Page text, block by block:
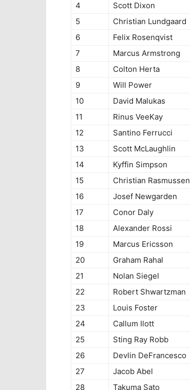
4
Scott Dixon
5
Christian Lundgaard
6
Felix Rosenqvist
7
Marcus Armstrong
8
Colton Herta
9
Will Power
10
David Malukas
11
Rinus VeeKay
12
Santino Ferrucci
13
Scott McLaughlin
14
Kyffin Simpson
15
Christian Rasmussen
16
Josef Newgarden
17
Conor Daly
18
Alexander Rossi
19
Marcus Ericsson
20
Graham Rahal
21
Nolan Siegel
22
Robert Shwartzman
23
Louis Foster
24
Callum Ilott
25
Sting Ray Robb
26
Devlin DeFrancesco
27
Jacob Abel
28
Takuma Sato